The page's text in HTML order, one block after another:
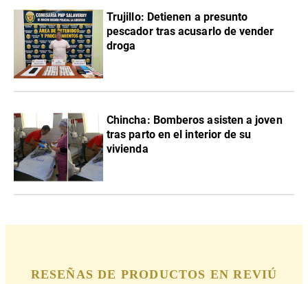
Trujillo: Detienen a presunto
pescador tras acusarlo de vender
droga
Chincha: Bomberos asisten a joven
tras parto en el interior de su
vivienda